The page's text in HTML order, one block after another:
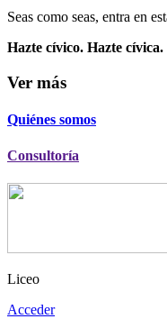
Seas como seas, entra en
Hazte cívico. Hazte cívica.
Ver más
Quiénes somos
Consultoría
Liceo
Acceder